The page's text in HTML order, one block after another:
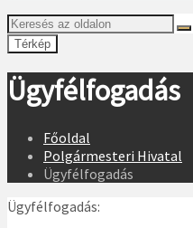
Térkép
Ügyfélfogadás
Főoldal
Polgármesteri Hivatal
Ügyfélfogadás
Ügyfélfogadás: